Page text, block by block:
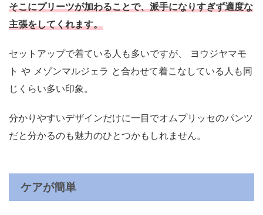
そこにプリーツが加わることで、派手になりすぎず適度な
主張をしてくれます。
セットアップで着ている人も多いですが、 ヨウジヤマモ
ト や メゾンマルジェラ と合わせて着こなしている人も同
じくらい多い印象。
分かりやすいデザインだけに一目でオムプリッセのパンツ
だと分かるのも魅力のひとつかもしれません。
ケアが簡単